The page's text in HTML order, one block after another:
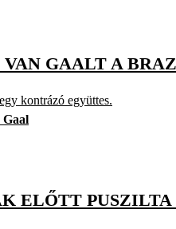
GAALT A
kontrázó együttes.
Gaal
ELŐTT